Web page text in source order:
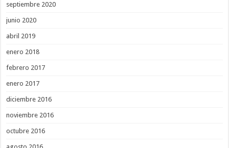
septiembre 2020
junio 2020
abril 2019
enero 2018
febrero 2017
enero 2017
diciembre 2016
noviembre 2016
octubre 2016